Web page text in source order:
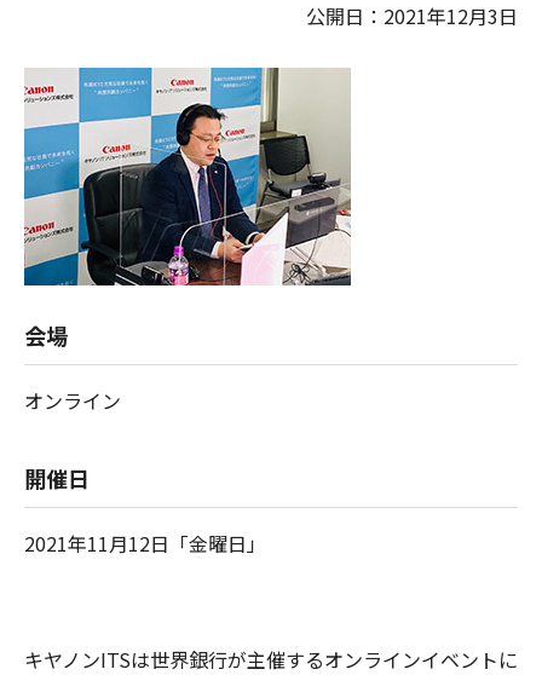
公開日：2021年12月3日
会場
オンライン
開催日
2021年11月12日「金曜日」
キヤノンITSは世界銀行が主催するオンラインイベントに